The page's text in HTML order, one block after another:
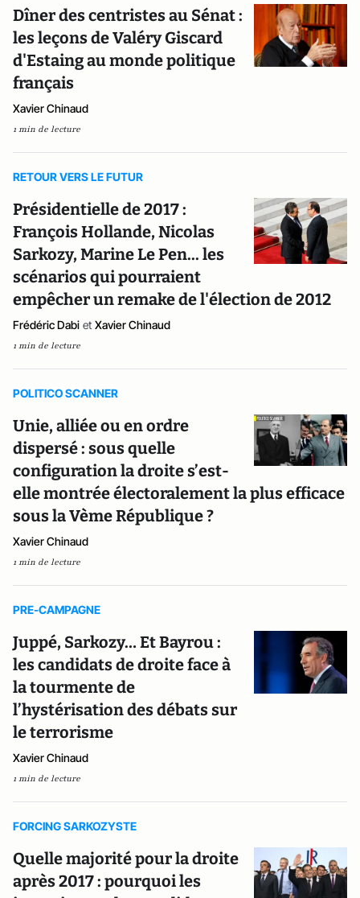
Dîner des centristes au Sénat :
les leçons de Valéry Giscard
d'Estaing au monde politique
français
Xavier Chinaud
1 min de lecture
RETOUR VERS LE FUTUR
Présidentielle de 2017 :
François Hollande, Nicolas
Sarkozy, Marine Le Pen... les
scénarios qui pourraient
empêcher un remake de l'élection de 2012
Frédéric Dabi et Xavier Chinaud
1 min de lecture
POLITICO SCANNER
Unie, alliée ou en ordre
dispersé : sous quelle
configuration la droite s’est-
elle montrée électoralement la plus efficace
sous la Vème République ?
Xavier Chinaud
1 min de lecture
PRE-CAMPAGNE
Juppé, Sarkozy… Et Bayrou :
les candidats de droite face à
la tourmente de
l’hystérisation des débats sur
le terrorisme
Xavier Chinaud
1 min de lecture
FORCING SARKOZYSTE
Quelle majorité pour la droite
après 2017 : pourquoi les